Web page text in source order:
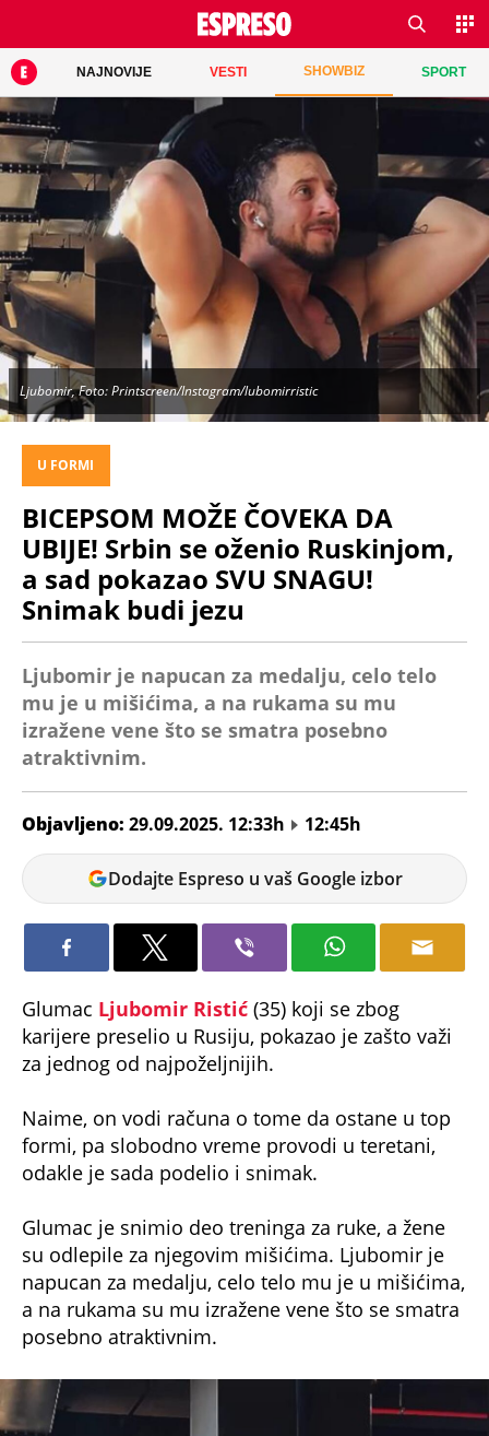
NAJNOVIJE VESTI SHOWBIZ SPORT
Ljubomir, Foto: Printscreen/Instagram/lubomirristic
U FORMI
BICEPSOM MOŽE ČOVEKA DA
UBIJE! Srbin se oženio Ruskinjom,
a sad pokazao SVU SNAGU!
Snimak budi jezu
Ljubomir je napucan za medalju, celo telo
mu je u mišićima, a na rukama su mu
izražene vene što se smatra posebno
atraktivnim.
Objavljeno: 29.09.2025. 12:33h
12:45h
Vanja
Pejić
Dodajte Espreso u vaš Google izbor
Glumac Ljubomir Ristić (35) koji se zbog
karijere preselio u Rusiju, pokazao je zašto važi
za jednog od najpoželjnijih.
Naime, on vodi računa o tome da ostane u top
formi, pa slobodno vreme provodi u teretani,
odakle je sada podelio i snimak.
Glumac je snimio deo treninga za ruke, a žene
su odlepile za njegovim mišićima. Ljubomir je
napucan za medalju, celo telo mu je u mišićima,
a na rukama su mu izražene vene što se smatra
posebno atraktivnim.